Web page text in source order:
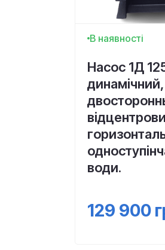
В наявності
Насос 1Д
динамічний,
води.
129 900